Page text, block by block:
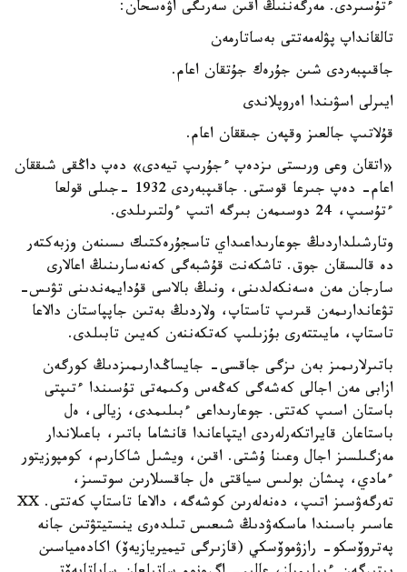
ءتۇسىردى. مەرگەننىڭ اقىن سەرىگى اۋەسحان:
تالقانداپ پۋلەمەتتى بەساتارمەن
جاقىپبەردى شىن جۇرەك جۇتقان اعام.
ايىرلى اسۋىندا اەروپلاندى
قۇلاتىپ جالعىز وقپەن جىققان اعام.
«اتقان وعى ورىستى ىزدەپ ءجۇرىپ تيەدى» دەپ داڭقى شىققان
اعام- دەپ جىرعا قوستى. جاقىپبەردى 1932 -جىلى قولعا
ءتۇسىپ، 24 دوسىمەن بىرگە اتىپ ءولتىرىلدى.
وتارشىلداردىڭ جوعارىداعىداي تاسجۇرەكتىك ىسىنەن وزبەكتەر
دە قالىسقان جوق. تاشكەنت قۇشبەگى كەنەسارىنىڭ اعالارى
سارجان مەن ەسەنكەلدىنى، ونىڭ بالاسى قۇدايمەندىنى تۋىس-
تۋعاندارىمەن قىرىپ تاستاپ، ولاردىڭ بەتىن جاپپاستان دالاعا
تاستاپ، مايىتتەرى بۇزىلىپ كەتكەننەن كەيىن تابىلدى.
باتىرلارىمىز بەن ىزگى جاقسى- جايساڭدارىمىزدىڭ كورگەن
ازابى مەن اجالى كەشەگى كەڭەس وكىمەتى تۇسىندا ءتىپتى
باستان اسىپ كەتتى. جوعارىداعى ءبىلىمدى، زيالى، ەل
باستاعان قايراتكەرلەردى ايتپاعاندا قانشاما باتىر، باعىلاندار
مەزگىلسىز اجال وعىنا ۇشتى. اقىن، ويشىل شاكارىم، كومپوزيتور
ءمادي، پىشان بولىس سياقتى ەل جاقسىلارىن سوتسىز،
تەرگەۋسىز اتىپ، دەنەلەرىن كوشەگە، دالاعا تاستاپ كەتتى. XX
عاسىر باسىندا ماسكەۋدىڭ شىعىس تىلدەرى ينستيتۋتىن جانە
پەتروۆسكو- رازۋموۆسكي (قازىرگى تيميريازيەۆ) اكادەمياسىن